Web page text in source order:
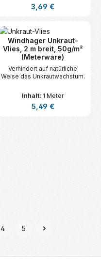
Regulärer Preis:
3,69 €
Windhager Unkraut-
Vlies, 2 m breit, 50g/m²
(Meterware)
Verhindert auf natürliche
Weise das Unkrautwachstum.
Inhalt: 1 Meter
Regulärer Preis:
5,49 €
Seite
4
Seite
5